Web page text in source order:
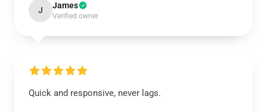
J James
Verified owner
Quick and responsive, never lags.